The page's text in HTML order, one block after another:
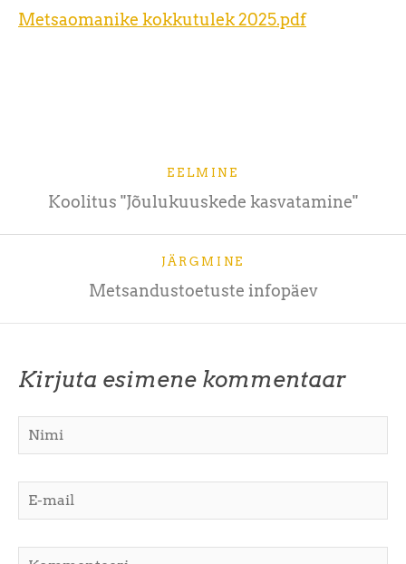
Metsaomanike kokkutulek 2025.pdf
EELMINE
Koolitus "Jõulukuuskede kasvatamine"
JÄRGMINE
Metsandustoetuste infopäev
Kirjuta esimene kommentaar